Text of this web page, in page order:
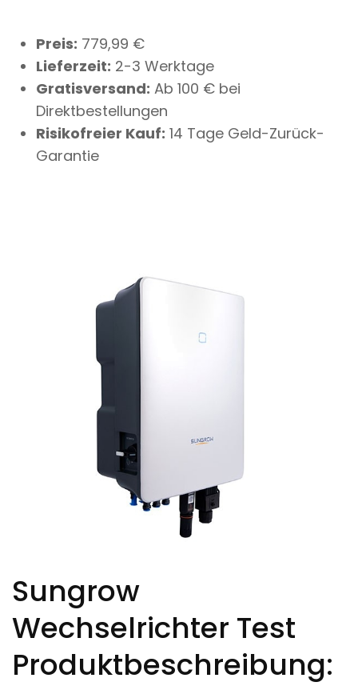
Preis: 779,99 €
Lieferzeit: 2-3 Werktage
Gratisversand: Ab 100 € bei
Direktbestellungen
Risikofreier Kauf: 14 Tage Geld-Zurück-
Garantie
Sungrow
Wechselrichter Test
Produktbeschreibung: